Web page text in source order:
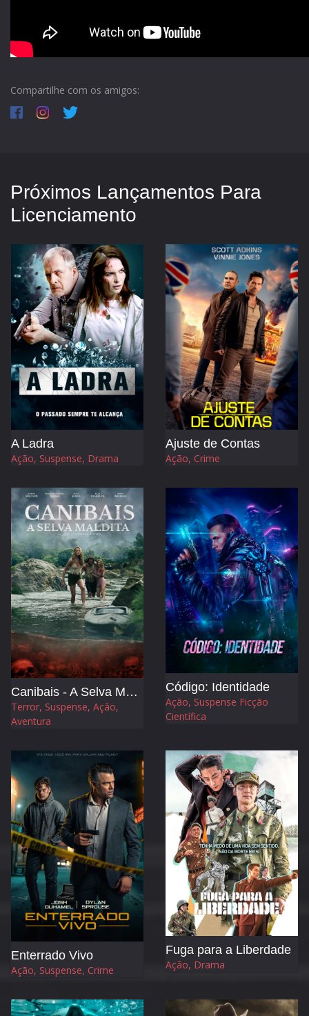
Compartilhe com os amigos:
Próximos Lançamentos Para
Licenciamento
A Ladra
Ação, Suspense, Drama
Ajuste de Contas
Ação, Crime
Canibais - A Selva Maldita
Terror, Suspense, Ação,
Aventura
Código: Identidade
Ação, Suspense Ficção
Científica
Enterrado Vivo
Ação, Suspense, Crime
Fuga para a Liberdade
Ação, Drama